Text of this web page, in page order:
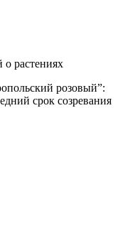
растениях
розовый”:
срок созревания